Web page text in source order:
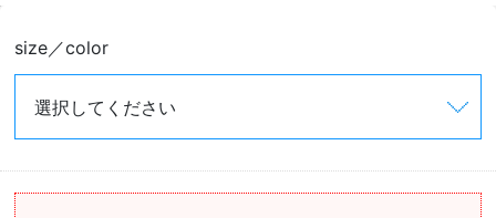
size／color